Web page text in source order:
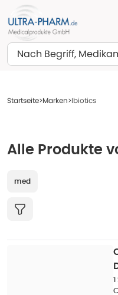
Suchen
Startseite Marken Ibiotics
Alle Produkte
med
1